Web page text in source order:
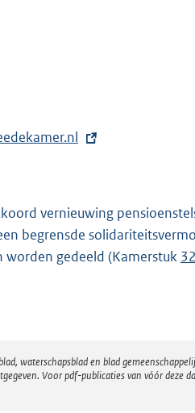
vernieuwing
begrensde
worden gedeeld (Kamerstuk
waterschapsblad en blad
Voor pdf-publicaties van vóór deze